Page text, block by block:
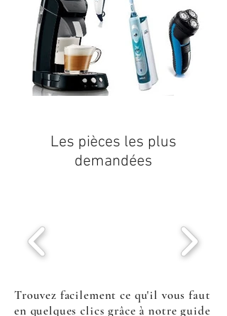
Les pièces les plus
demandées
Trouvez facilement ce qu'il vous faut
en quelques clics grâce à notre guide